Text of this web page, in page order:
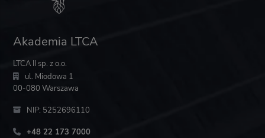
Akademia LTCA
LTCA II sp. z o.o.
ul. Miodowa 1
00-080 Warszawa
NIP: 5252696110
+48 22 173 7000